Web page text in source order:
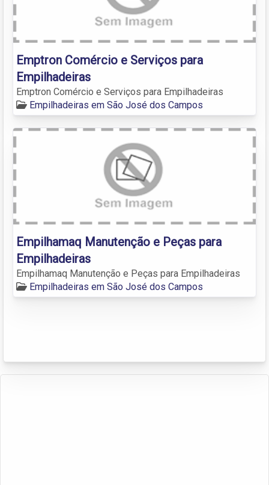
Emptron Comércio e Serviços para
Empilhadeiras
Emptron Comércio e Serviços para Empilhadeiras
Empilhadeiras em São José dos Campos
Empilhamaq Manutenção e Peças para
Empilhadeiras
Empilhamaq Manutenção e Peças para Empilhadeiras
Empilhadeiras em São José dos Campos